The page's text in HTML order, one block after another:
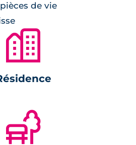
serviette,
faïence assortie,
de vie
🏙
🌲